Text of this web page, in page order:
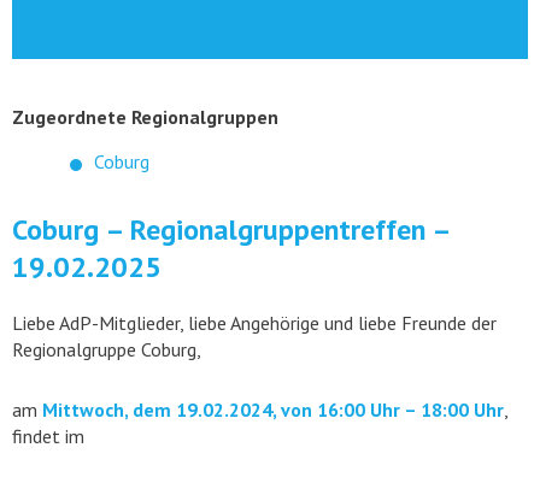
Zugeordnete Regionalgruppen
Coburg
Coburg – Regionalgruppentreffen –
19.02.2025
Liebe AdP-Mitglieder, liebe Angehörige und liebe Freunde der
Regionalgruppe Coburg,
am Mittwoch, dem 19.02.2024, von 16:00 Uhr – 18:00 Uhr,
findet im